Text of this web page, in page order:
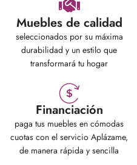
Muebles de calidad
seleccionados por su máxima
durabilidad y un estilo que
transformará tu hogar
Financiación
paga tus muebles en cómodas
cuotas con el servicio Aplázame,
de manera rápida y sencilla